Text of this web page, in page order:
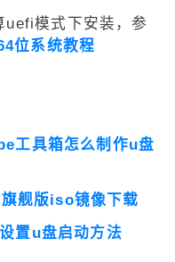
模式下安装，参
位系统教程
工具箱怎么制作u盘
舰版iso镜像下载
置u盘启动方法